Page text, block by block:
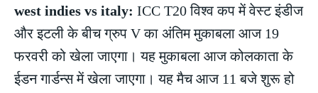
west indies vs italy: ICC T20 विश्व कप में वेस्ट इंडीज
और इटली के बीच ग्रुप V का अंतिम मुकाबला आज 19
फरवरी को खेला जाएगा। यह मुकाबला आज कोलकाता के
ईडन गार्डन्स में खेला जाएगा। यह मैच आज 11 बजे शुरू हो